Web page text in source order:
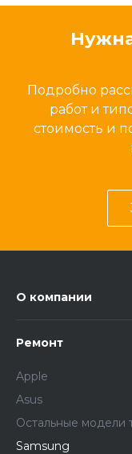
Подробно
работ и
стоимость и
О компании
Ремонт
Apple
Asus
Остальные модели
Samsung